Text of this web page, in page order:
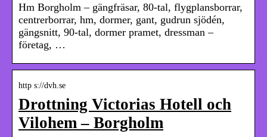
Hm Borgholm – gängfräsar, 80-tal, flygplansborrar,
centrerborrar, hm, dormer, gant, gudrun sjödén,
gängsnitt, 90-tal, dormer pramet, dressman –
företag, …
http s://dvh.se
Drottning Victorias Hotell och
Vilohem – Borgholm